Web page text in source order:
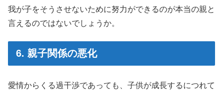
我が子をそうさせないために努力ができるのが本当の親と
言えるのではないでしょうか。
6. 親子関係の悪化
愛情からくる過干渉であっても、子供が成長するにつれて